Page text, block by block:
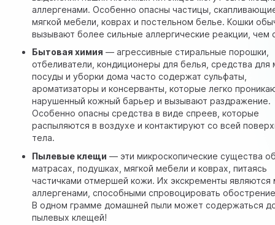
аллергенами. Особенно опасны частицы,
мягкой мебели, коврах и постельном белье. Кошки
вызывают более сильные аллергические реакции, чем
Бытовая химия — агрессивные стиральные порошки,
отбеливатели, кондиционеры для белья, средства для
посуды и уборки дома часто содержат сульфаты,
ароматизаторы и консерванты, которые легко
нарушенный кожный барьер и вызывают раздражение.
Особенно опасны средства в виде спреев, которые
распыляются в воздухе и контактируют со всей
тела.
Пылевые клещи — эти микроскопические существа
матрасах, подушках, мягкой мебели и коврах, питаясь
частичками отмершей кожи. Их экскременты
аллергенами, способными спровоцировать
В одном грамме домашней пыли может содержаться
пылевых клещей!